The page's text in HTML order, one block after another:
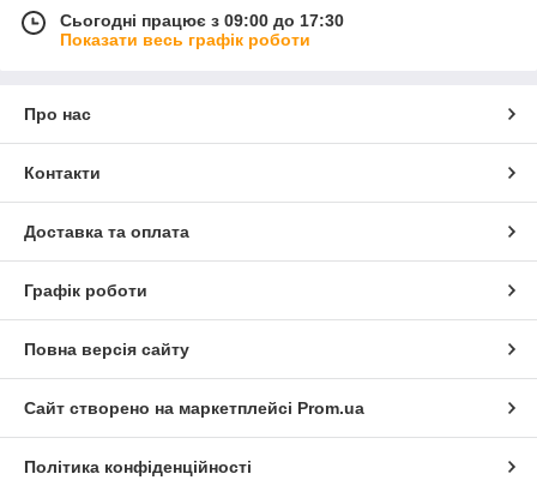
Сьогодні працює з 09:00 до 17:30
Показати весь графік роботи
Про нас
Контакти
Доставка та оплата
Графік роботи
Повна версія сайту
Сайт створено на маркетплейсі Prom.ua
Політика конфіденційності